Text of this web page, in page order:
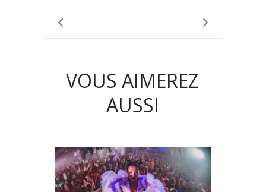
VOUS AIMEREZ
AUSSI